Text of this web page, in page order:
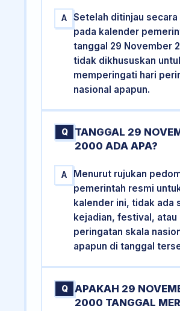
A
Setelah ditinjau secara
pada kalender
tanggal 29 November
tidak dikhususkan
memperingati hari
nasional apapun.
Q
TANGGAL 29
2000 ADA APA?
A
Menurut rujukan
pemerintah resmi
kalender ini, tidak ada
kejadian, festival, atau
peringatan skala
apapun di tanggal
Q
APAKAH 29
2000 TANGGAL